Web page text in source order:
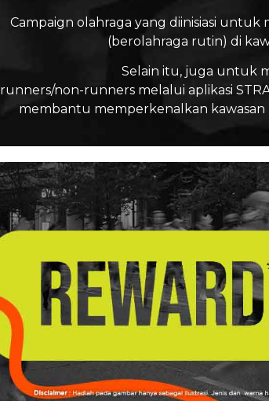
Campaign olahraga yang diinisiasi
(berolahraga rutin) di
Selain itu, juga untuk
runners/non-runners melalui aplikasi
membantu memperkenalkan kawasan